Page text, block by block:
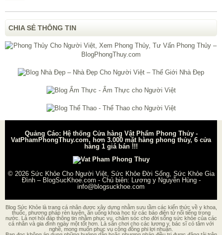
CHIA SẺ THÔNG TIN
Quảng Cáo: Hệ thống Cửa hàng Vật Phẩm Phong Thủy -
VatPhamPhongThuy.com, hơn 3.000 mặt hàng phong thủy, 6 cửa
hàng 1 giá bán !!!
© 2026 Sức Khỏe Cho Người Việt, Sức Khỏe Đời Sống, Sức Khỏe Gia
Đình – BlogSucKhoe.com - Chủ biên: Lương y Nguyễn Hùng-
info@blogsuckhoe.com
Blog Sức Khỏe là trang cá nhân được xây dựng nhằm sưu tầm các kiến thức về y khoa,
thuốc, phương pháp rèn luyện, ăn uống khoa học từ các báo điện tử nổi tiếng trong
nước. Là nơi hỏi đáp thông tin nhằm phục vụ, chăm sóc cho đời sống sức khỏe của các
cá nhân và gia đình ngày một tốt hơn. Là sân chơi cho các lương y, bác sĩ có tâm với
nghề, mong muốn phục vụ cộng đồng phi lợi nhuận.